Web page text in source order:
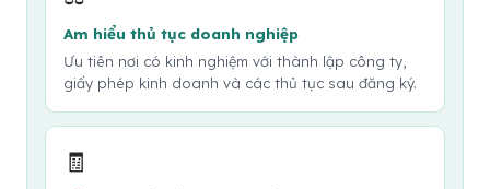
Am hiểu thủ tục doanh nghiệp
Ưu tiên nơi có kinh nghiệm với thành lập công ty,
giấy phép kinh doanh và các thủ tục sau đăng ký.
🧾